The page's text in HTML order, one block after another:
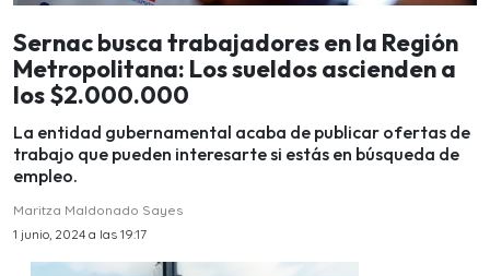
Sernac busca trabajadores en la Región
Metropolitana: Los sueldos ascienden a
los $2.000.000
La entidad gubernamental acaba de publicar ofertas de
trabajo que pueden interesarte si estás en búsqueda de
empleo.
Maritza Maldonado Sayes
1 junio, 2024 a las 19:17